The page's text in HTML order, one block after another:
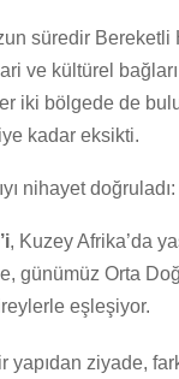
süredir
ve kültürel
iki bölgede de
kadar eksikti.
nihayet doğruladı:
, Kuzey Afrika’da
günümüz Orta
eşleşiyor.
yapıdan ziyade,